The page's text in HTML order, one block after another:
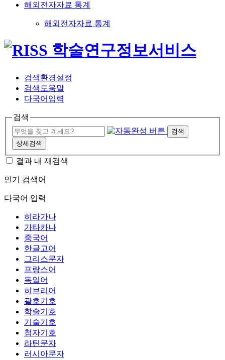
해외전자자료 통계
해외전자자료 통계
검색환경설정
검색도움말
다국어입력
검색
검색
상세검색
결과 내 재검색
인기 검색어
다국어 입력
히라가나
가타카나
중국어
한글고어
그리스문자
프랑스어
독일어
히브리어
괄호기호
학술기호
기술기호
첨자기호
라틴문자
러시아문자